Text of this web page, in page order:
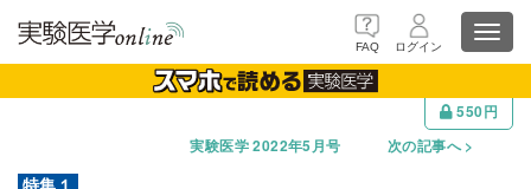
FAQ ログイン
550円
実験医学 2022年5月号
次の記事へ